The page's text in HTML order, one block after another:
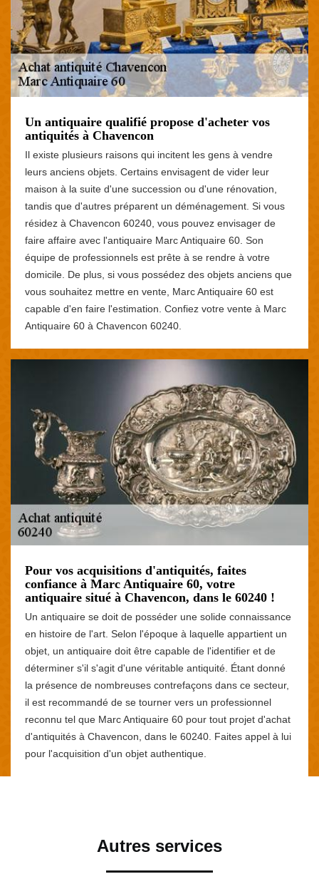
Un antiquaire qualifié propose d'acheter vos
antiquités à Chavencon
Il existe plusieurs raisons qui incitent les gens à vendre
leurs anciens objets. Certains envisagent de vider leur
maison à la suite d'une succession ou d'une rénovation,
tandis que d'autres préparent un déménagement. Si vous
résidez à Chavencon 60240, vous pouvez envisager de
faire affaire avec l'antiquaire Marc Antiquaire 60. Son
équipe de professionnels est prête à se rendre à votre
domicile. De plus, si vous possédez des objets anciens que
vous souhaitez mettre en vente, Marc Antiquaire 60 est
capable d'en faire l'estimation. Confiez votre vente à Marc
Antiquaire 60 à Chavencon 60240.
Pour vos acquisitions d'antiquités, faites
confiance à Marc Antiquaire 60, votre
antiquaire situé à Chavencon, dans le 60240 !
Un antiquaire se doit de posséder une solide connaissance
en histoire de l'art. Selon l'époque à laquelle appartient un
objet, un antiquaire doit être capable de l'identifier et de
déterminer s'il s'agit d'une véritable antiquité. Étant donné
la présence de nombreuses contrefaçons dans ce secteur,
il est recommandé de se tourner vers un professionnel
reconnu tel que Marc Antiquaire 60 pour tout projet d'achat
d'antiquités à Chavencon, dans le 60240. Faites appel à lui
pour l'acquisition d'un objet authentique.
Autres services